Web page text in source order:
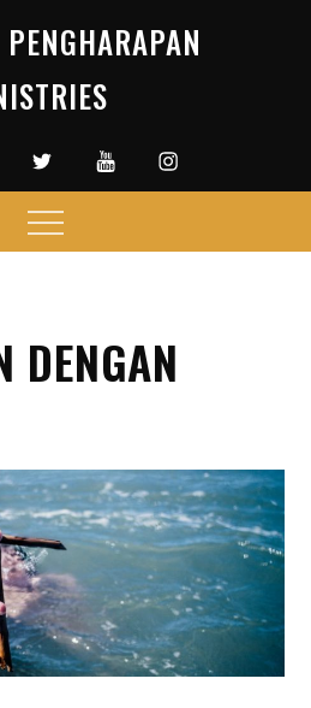
TwitterYoutubeInstagram
Menu
DENGAN